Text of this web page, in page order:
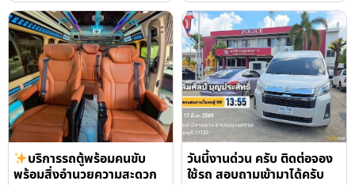
บริการรถตู้พร้อมคนขับ
พร้อมสิ่งอำนวยความสะดวก
วันนี้งานด่วน ครับ ติดต่อจอง
ใช้รถ สอบถามเข้ามาได้ครับ